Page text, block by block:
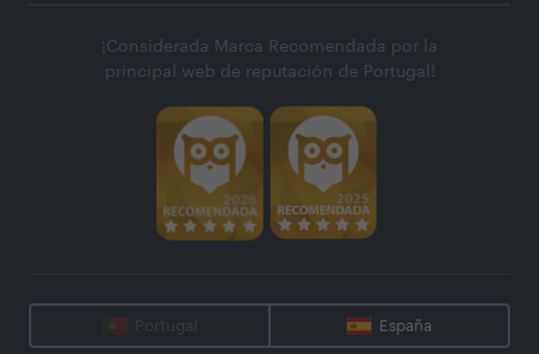
¡Considerada Marca Recomendada por la
principal web de reputación de Portugal!
Portugal España